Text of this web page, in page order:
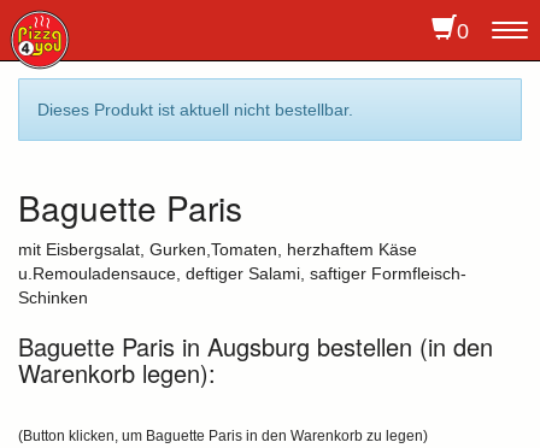
0
Dieses Produkt ist aktuell nicht bestellbar.
Baguette Paris
mit Eisbergsalat, Gurken,Tomaten, herzhaftem Käse
u.Remouladensauce, deftiger Salami, saftiger Formfleisch-
Schinken
Baguette Paris in Augsburg bestellen (in den
Warenkorb legen):
(Button klicken, um Baguette Paris in den Warenkorb zu legen)